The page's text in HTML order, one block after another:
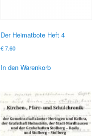
Der Heimatbote Heft 4
€7.60
In den Warenkorb